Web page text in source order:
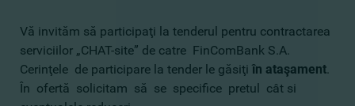
Vă invităm să participaţi la tenderul pentru contractarea
serviciilor „CHAT-site” de catre FinComBank S.A.
Cerinţele de participare la tender le găsiţi în ataşament.
În ofertă solicitam să se specifice pretul cât si